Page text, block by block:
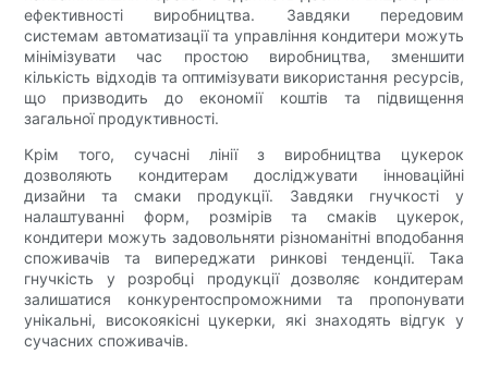
ефективності виробництва. Завдяки передовим
системам автоматизації та управління кондитери можуть
мінімізувати час простою виробництва, зменшити
кількість відходів та оптимізувати використання ресурсів,
що призводить до економії коштів та підвищення
загальної продуктивності.
Крім того, сучасні лінії з виробництва цукерок
дозволяють кондитерам досліджувати інноваційні
дизайни та смаки продукції. Завдяки гнучкості у
налаштуванні форм, розмірів та смаків цукерок,
кондитери можуть задовольняти різноманітні вподобання
споживачів та випереджати ринкові тенденції. Така
гнучкість у розробці продукції дозволяє кондитерам
залишатися конкурентоспроможними та пропонувати
унікальні, високоякісні цукерки, які знаходять відгук у
сучасних споживачів.